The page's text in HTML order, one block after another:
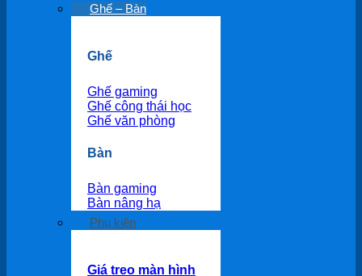
Ghế – Bàn
Ghế
Ghế gaming
Ghế công thái học
Ghế văn phòng
Bàn
Bàn gaming
Bàn nâng hạ
Phụ kiện
Giá treo màn hình